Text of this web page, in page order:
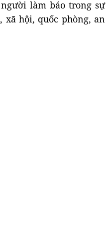
làm báo trong sự
hội, quốc phòng, an